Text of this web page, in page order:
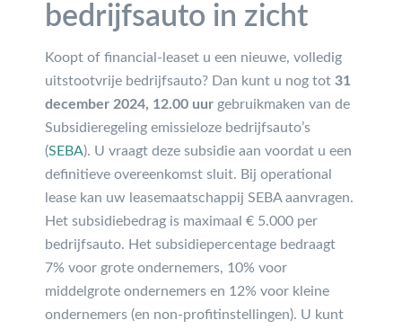
bedrijfsauto in zicht
Koopt of financial-leaset u een nieuwe, volledig
uitstootvrije bedrijfsauto? Dan kunt u nog tot 31
december 2024, 12.00 uur gebruikmaken van de
Subsidieregeling emissieloze bedrijfsauto’s
(SEBA). U vraagt deze subsidie aan voordat u een
definitieve overeenkomst sluit. Bij operational
lease kan uw leasemaatschappij SEBA aanvragen.
Het subsidiebedrag is maximaal € 5.000 per
bedrijfsauto. Het subsidiepercentage bedraagt
7% voor grote ondernemers, 10% voor
middelgrote ondernemers en 12% voor kleine
ondernemers (en non-profitinstellingen). U kunt